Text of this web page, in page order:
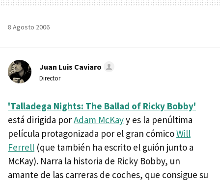
8 Agosto 2006
Juan Luis Caviaro
Director
'Talladega Nights: The Ballad of Ricky Bobby'
está dirigida porAdam McKayy es la penúltima
película protagonizada por el gran cómicoWill
Ferrell (que también ha escrito el guión junto a
McKay). Narra la historia de Ricky Bobby, un
amante de las carreras de coches, que consigue su